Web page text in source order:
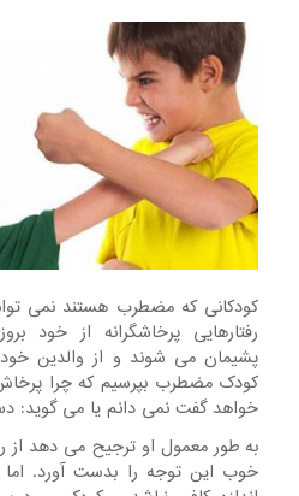
کودکانی که‌ مضطرب‌ هستند نمی
رفتارهایی‌ پرخاشگرانه‌ از خود
پشیمان‌ می ‌شوند و از والدین‌
کودک‌ مضطرب‌ بپرسیم‌ که‌ چرا
خواهد گفت‌ نمی‌ دانم یا می
به طور معمول او ترجیح می دهد از
خوب این توجه را بدست آورد.